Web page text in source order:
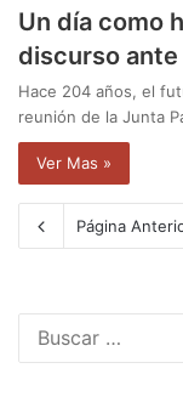
Un día como
discurso
Hace 204 años, el
reunión de la Junta
Ver Mas »
Página